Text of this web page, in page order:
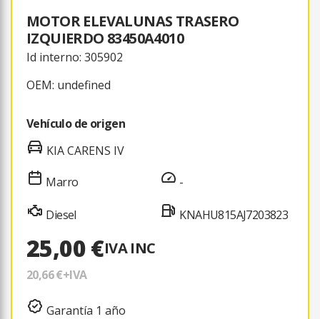
MOTOR ELEVALUNAS TRASERO
IZQUIERDO 83450A4010
Id interno: 305902
OEM: undefined
Vehículo de origen
KIA CARENS IV
Marro
Diesel
-
KNAHU815AJ7203823
25,00 €IVA INC
20,66 €+IVA
Garantía 1 año